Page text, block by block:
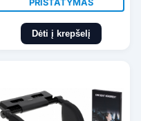
PRISTATYMAS
Dėti į krepšelį